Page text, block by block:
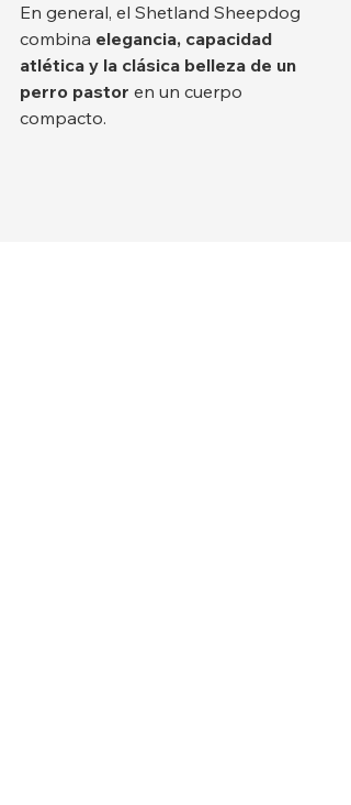
En general, el Shetland Sheepdog
combina elegancia, capacidad
atlética y la clásica belleza de un
perro pastor en un cuerpo
compacto.